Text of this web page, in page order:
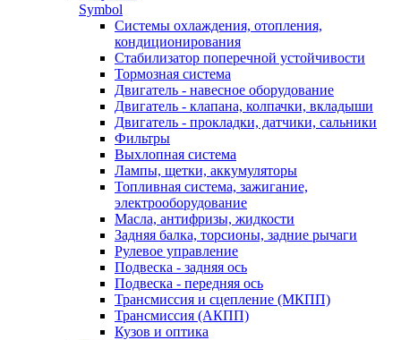
Symbol
Системы охлаждения, отопления,
кондиционирования
Стабилизатор поперечной устойчивости
Тормозная система
Двигатель - навесное оборудование
Двигатель - клапана, колпачки, вкладыши
Двигатель - прокладки, датчики, сальники
Фильтры
Выхлопная система
Лампы, щетки, аккумуляторы
Топливная система, зажигание,
электрооборудование
Масла, антифризы, жидкости
Задняя балка, торсионы, задние рычаги
Рулевое управление
Подвеска - задняя ось
Подвеска - передняя ось
Трансмиссия и сцепление (МКПП)
Трансмиссия (АКПП)
Кузов и оптика